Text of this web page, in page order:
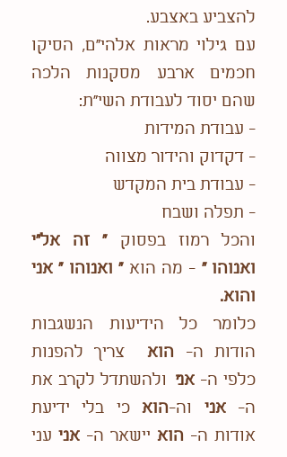
להצביע באצבע.
עם גילוי מראות אלהי"ם, הסיקו
חכמים ארבע מסקנות הלכה
שהם יסוד לעבודת השי"ת:
- עבודת המידות
- דקדוק והידור מצווה
- עבודת בית המקדש
- תפלה ושבח
והכל רמוז בפסוק" זה אל"י
ואנוהו " - מה הוא" ואנוהו " אני
והוא.
כלומר כל הידיעות הנשגבות
הודות ה- הוא צריך להפנות
כלפי ה-אני ולהשתדל לקרב את
ה-אני וה-הואכי בלי ידיעת
אודות ה- הוא יישאר ה- אני עני